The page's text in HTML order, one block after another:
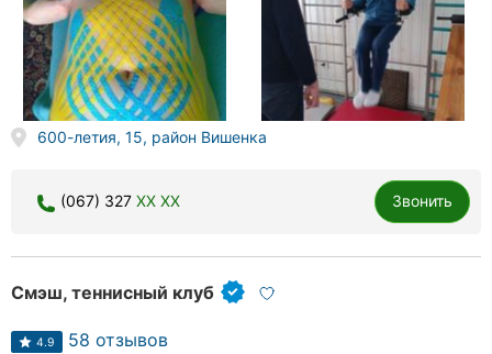
Винница
Житомир
Тернополь
600-летия, 15, район Вишенка
(067) 327 XX XX Звонить
Смэш, теннисный клуб
4.9 58 отзывов